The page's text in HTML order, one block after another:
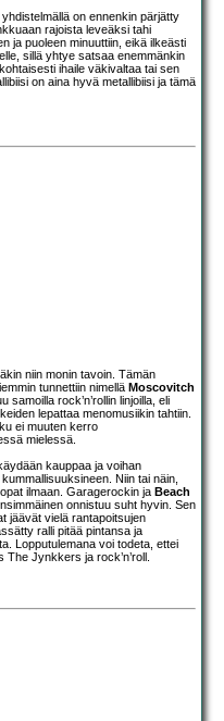
on ennenkin pärjätty
rajoista leveäksi tahi
ja puoleen minuuttiin, eikä ilkeästi
sillä yhtye satsaa enemmänkin
ihaile väkivaltaa tai sen
on aina hyvä metallibiisi ja tämä
niin monin tavoin. Tämän
tunnettiin nimellä Moscovitch
samoilla rock’n’rollin linjoilla, eli
lepattaa menomusiikin tahtiin.
ei muuten kerro
mielessä.
kauppaa ja voihan
Niin tai näin,
ilmaan. Garagerockin ja Beach
onnistuu suht hyvin. Sen
jäävät vielä rantapoitsujen
ralli pitää pintansa ja
Lopputulemana voi todeta, ettei
Jynkkers ja rock’n’roll.